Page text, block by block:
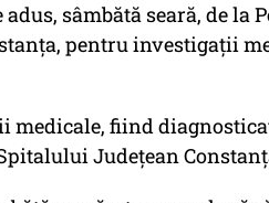
sâmbătă seară, de la
pentru investigaţii
medicale, fiind
Judeţean